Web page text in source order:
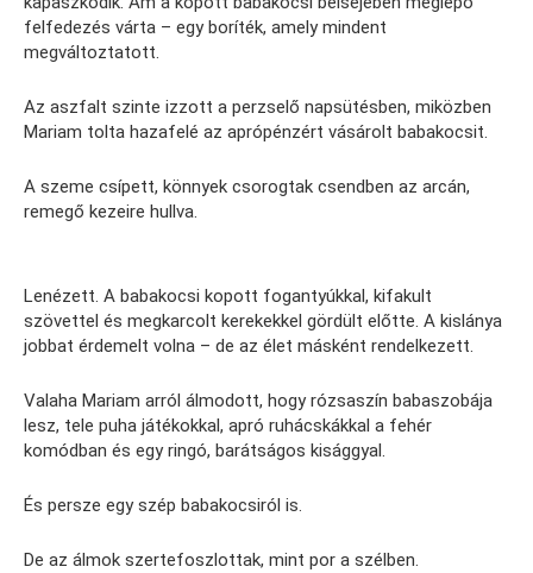
felfedezés várta – egy boríték, amely mindent
megváltoztatott.
Az aszfalt szinte izzott a perzselő napsütésben, miközben
Mariam tolta hazafelé az aprópénzért vásárolt babakocsit.
A szeme csípett, könnyek csorogtak csendben az arcán,
remegő kezeire hullva.
Lenézett. A babakocsi kopott fogantyúkkal, kifakult
szövettel és megkarcolt kerekekkel gördült előtte. A kislánya
jobbat érdemelt volna – de az élet másként rendelkezett.
Valaha Mariam arról álmodott, hogy rózsaszín babaszobája
lesz, tele puha játékokkal, apró ruhácskákkal a fehér
komódban és egy ringó, barátságos kisággyal.
És persze egy szép babakocsiról is.
De az álmok szertefoszlottak, mint por a szélben.